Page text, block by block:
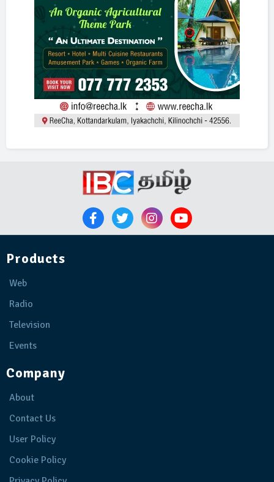
Products
Web
Radio
Television
Events
Company
About
Contact Us
User Policy
Cookie Policy